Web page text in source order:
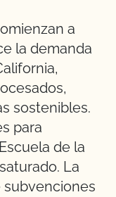
a
la demanda
sostenibles.
para
de la
La